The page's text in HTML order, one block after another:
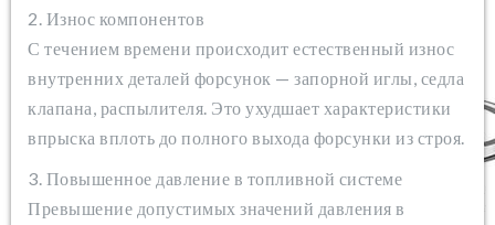
2. Износ компонентов
С течением времени происходит естественный износ
внутренних деталей форсунок — запорной иглы, седла
клапана, распылителя. Это ухудшает характеристики
впрыска вплоть до полного выхода форсунки из строя.
3. Повышенное давление в топливной системе
Превышение допустимых значений давления в